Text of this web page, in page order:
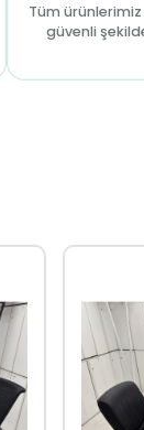
Tüm
güvenli